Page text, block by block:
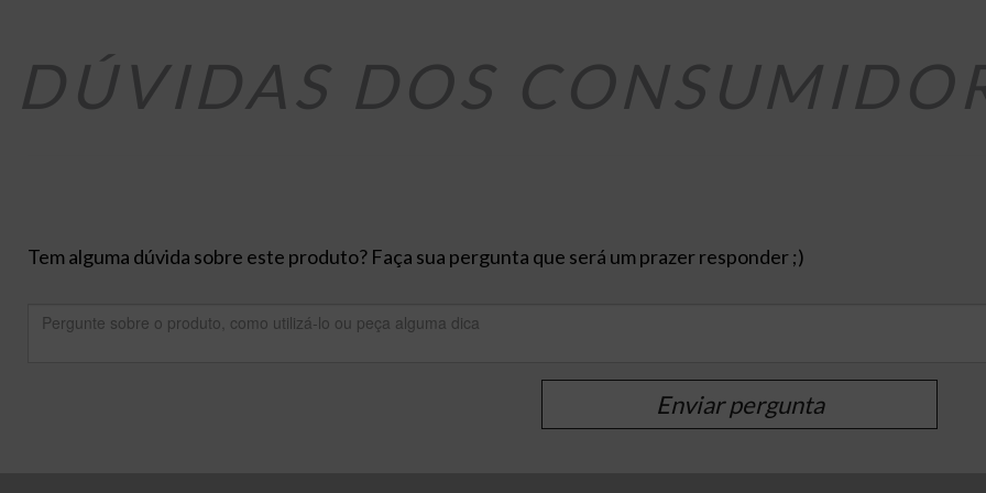
DÚVIDAS DOS
Tem alguma dúvida sobre este produto? Faça sua pergunta que será um prazer responder ;)
Enviar pergunta